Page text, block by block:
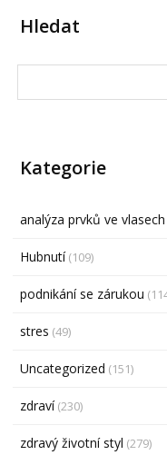
Hledat
Kategorie
analýza prvků ve vlasech
Hubnutí(109)
podnikání se zárukou
stres (49)
Uncategorized (151)
zdraví(230)
zdravý životní styl (279)